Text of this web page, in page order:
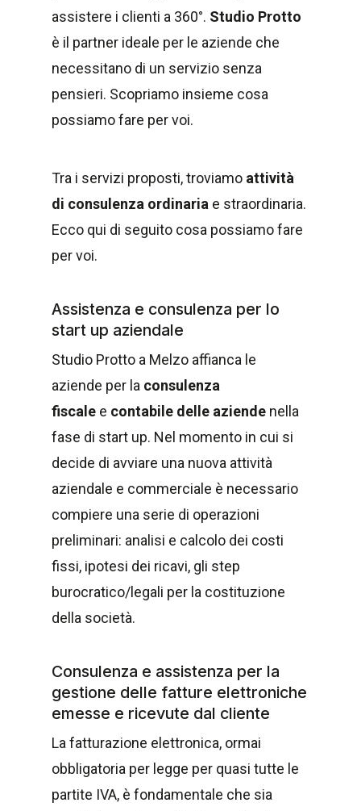
assistere i clienti a 360°. Studio Protto
è il partner ideale per le aziende che
necessitano di un servizio senza
pensieri. Scopriamo insieme cosa
possiamo fare per voi.
Tra i servizi proposti, troviamo attività
di consulenza ordinaria e straordinaria.
Ecco qui di seguito cosa possiamo fare
per voi.
Assistenza e consulenza per lo
start up aziendale
Studio Protto a Melzo affianca le
aziende per la consulenza
fiscale e contabile delle aziende nella
fase di start up. Nel momento in cui si
decide di avviare una nuova attività
aziendale e commerciale è necessario
compiere una serie di operazioni
preliminari: analisi e calcolo dei costi
fissi, ipotesi dei ricavi, gli step
burocratico/legali per la costituzione
della società.
Consulenza e assistenza per la
gestione delle fatture elettroniche
emesse e ricevute dal cliente
La fatturazione elettronica, ormai
obbligatoria per legge per quasi tutte le
partite IVA, è fondamentale che sia